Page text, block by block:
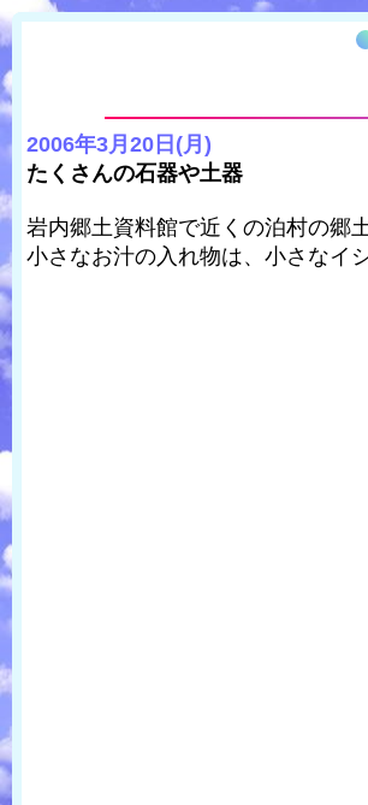
2006年3月20日(月)
たくさんの石器や土器
岩内郷土資料館で近くの泊村の郷
小さなお汁の入れ物は、小さなイ